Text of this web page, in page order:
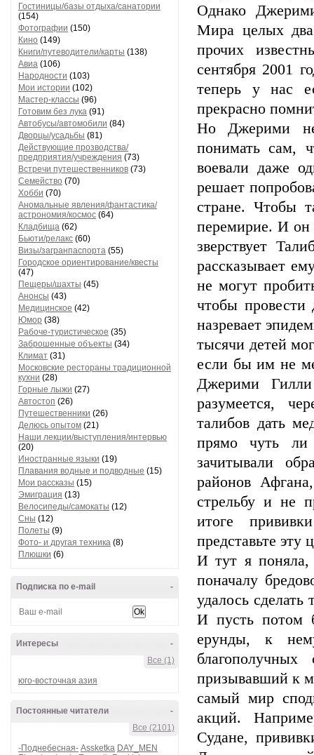
Гостиницы/базы отдыха/санатории
(154)
Фотографии (150)
Кино (149)
Книги/путеводители/карты (138)
Авиа (106)
Народности (103)
Мои истории (102)
Мастер-классы (96)
Готовим без лука (91)
Автобусы/автомобили (84)
Дворцы/усадьбы (81)
Действующие прозводства/
предприятия/учреждения (73)
Встречи путешественников (73)
Семейство (70)
Хобби (70)
Аномальные явления/фантастика/
астрономия/космос (64)
Кладбища (62)
Бьюти/релакс (60)
Визы/загранпаспорта (55)
Городское ориентирование/квесты
(47)
Пещеры/шахты (45)
Анонсы (43)
Медицинское (42)
Юмор (38)
Рабоче-туристическое (35)
Заброшенные объекты (34)
Климат (31)
Московские рестораны традиционной
кухни (28)
Горные лыжи (27)
Автостоп (26)
Путешественники (26)
Делюсь опытом (21)
Наши лекции/выступления/интервью
(20)
Иностранные языки (19)
Плавания водные и подводные (15)
Мои рассказы (15)
Эмиграция (13)
Велосипеды/самокаты (12)
Сны (12)
Полеты (9)
Фото- и другая техника (8)
Плюшки (6)
-
Подписка по e-mail
-
Интересы
Все (1)
юго-восточная азия
-
Постоянные читатели
Все (2101)
-Поднебесная- Assketka DAY_MEN
Однако
Мира целых два
прочих
сентября 2001
теперь у нас
прекрасно
Но Джерими не
понимать сам,
воевали даже
решает
стране. Чтобы
перемирие. И он
зверствует
рассказывает
не могут
чтобы
назревает
тысячи детей
если бы им не
Джерими
разумеется,
талибов дать
прямо чуть ли
зачитывали
районов
стрельбу и не
итоге
представьте
И тут я
поначалу
удалось
И пусть потом
ерунды, к
призывавший к
самый мир
акций.
Судане,